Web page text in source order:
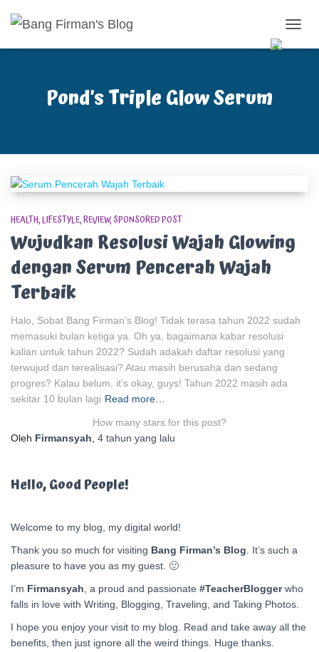
Pond’s Triple Glow Serum
HEALTH LIFESTYLE REVIEW SPONSORED POST
Wujudkan Resolusi Wajah Glowing
dengan Serum Pencerah Wajah
Terbaik
Halo, Sobat Bang Firman’s Blog! Tidak terasa tahun 2022 sudah
memasuki bulan ketiga ya. Oh ya, bagaimana kabar resolusi
kalian untuk tahun 2022? Sudah adakah daftar resolusi yang
terwujud dan terealisasi? Atau masih berusaha dan sedang
progres? Kalau belum, it’s okay, guys! Tahun 2022 masih ada
sekitar 10 bulan lagi Read more…
How many stars for this post?
Oleh Firmansyah, 4 tahun yang lalu
Hello, Good People!
Welcome to my blog, my digital world!
Thank you so much for visiting Bang Firman’s Blog. It’s such a
pleasure to have you as my guest. 🙂
I’m Firmansyah, a proud and passionate #TeacherBloggerwho
falls in love with Writing, Blogging, Traveling, and Taking Photos.
I hope you enjoy your visit to my blog. Read and take away all the
benefits, then just ignore all the weird things. Huge thanks.